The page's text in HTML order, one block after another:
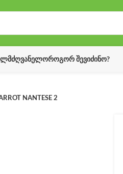
ᲠᲝᲒᲝᲠ ᲨᲔᲕᲘᲫᲘᲜᲝ?
NANTESE 2